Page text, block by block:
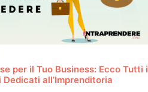
per il Tuo Business: Ecco Tutti i
Dedicati all’Imprenditoria